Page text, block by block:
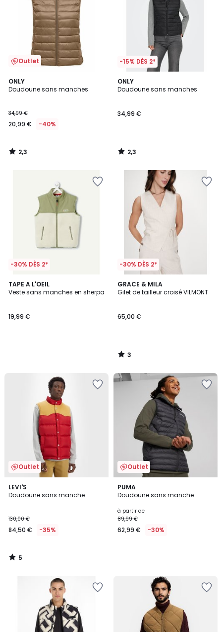
Outlet
ONLY
Doudoune sans manches
34,99 €
20,99 € -40%
2,3
/ 5
2,3
/
-15% DÈS 2*
ONLY
Doudoune sans manches
34,99 €
2,3
/ 5
2,3
/
-30% DÈS 2*
TAPE A L'OEIL
Veste sans manches en sherpa
19,99 €
-30% DÈS 2*
GRACE & MILA
Gilet de tailleur croisé VILMONT
65,00 €
3
/
3
/
Outlet
LEVI'S
Doudoune sans manche
130,00 €
84,50 € -35%
5
/
5
/
Outlet
PUMA
Doudoune sans manche
à partir de
89,99 €
62,99 € -30%